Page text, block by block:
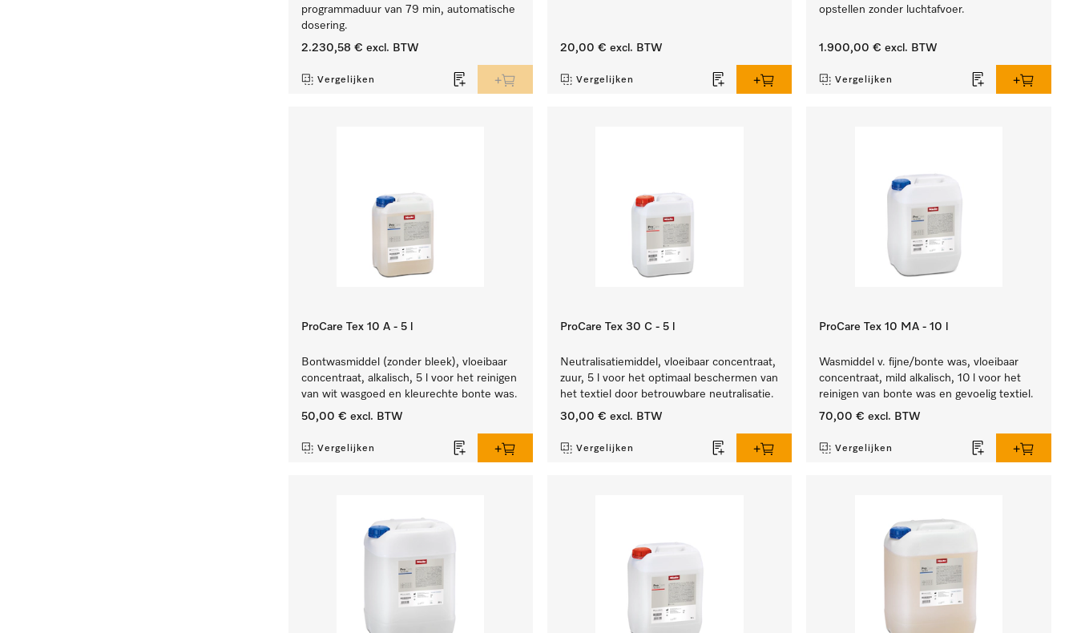
programmaduur van 79 min, automatische
dosering.
2.230,58 € excl. BTW
Vergelijken
20,00 € excl. BTW
Vergelijken
opstellen zonder luchtafvoer.
1.900,00 € excl. BTW
Vergelijken
ProCare Tex 10 A - 5 l
Bontwasmiddel (zonder bleek), vloeibaar
concentraat, alkalisch, 5 l voor het reinigen
van wit wasgoed en kleurechte bonte was.
50,00 € excl. BTW
Vergelijken
ProCare Tex 30 C - 5 l
Neutralisatiemiddel, vloeibaar concentraat,
zuur, 5 l voor het optimaal beschermen van
het textiel door betrouwbare neutralisatie.
30,00 € excl. BTW
Vergelijken
ProCare Tex 10 MA - 10 l
Wasmiddel v. fijne/bonte was, vloeibaar
concentraat, mild alkalisch, 10 l voor het
reinigen van bonte was en gevoelig textiel.
70,00 € excl. BTW
Vergelijken